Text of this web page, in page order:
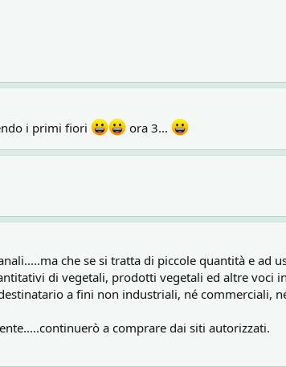
i primi fiori
ora 3...
che se si tratta di piccole quantità e ad
di vegetali, prodotti vegetali ed altre voci
a fini non industriali, né commerciali,
a comprare dai siti autorizzati.